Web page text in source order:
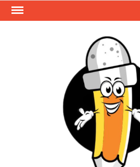
Skip